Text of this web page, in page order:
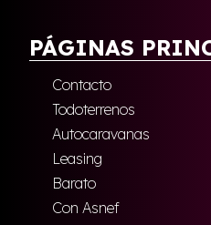
PÁGINAS
Contacto
Todoterrenos
Autocaravanas
Leasing
Barato
Con Asnef